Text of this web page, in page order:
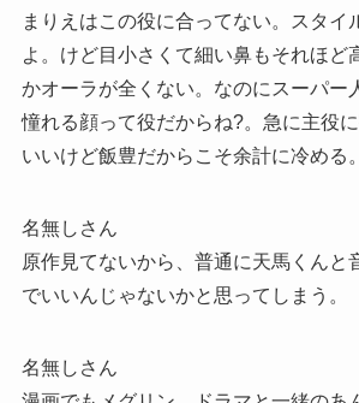
まりえはこの役に合ってない。スタイ
よ。けど目小さくて細い鼻もそれほど
かオーラが全くない。なのにスーパー
憧れる顔って役だからね?。急に主役
いいけど飯豊だからこそ余計に冷める。
名無しさん
原作見てないから、普通に天馬くんと
でいいんじゃないかと思ってしまう。
名無しさん